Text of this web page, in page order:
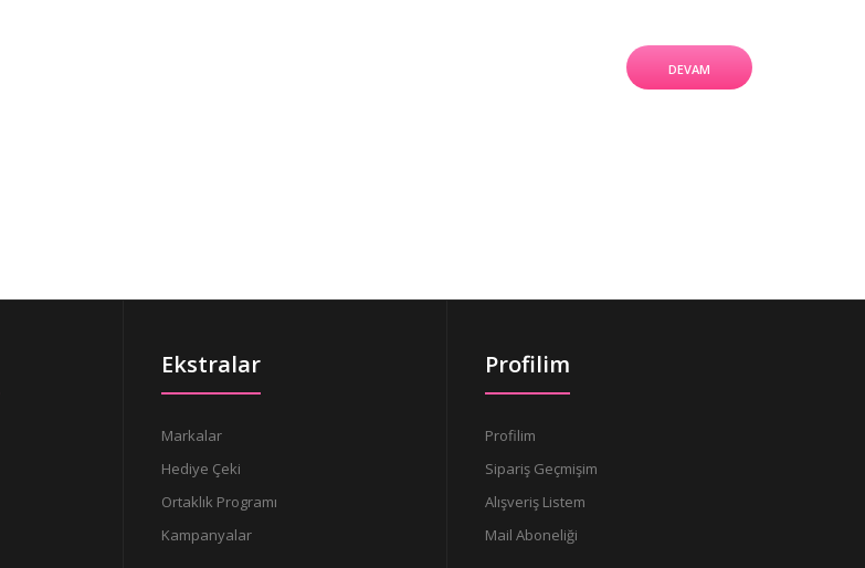
DEVAM
Ekstralar
Markalar
Hediye Çeki
Ortaklık Programı
Kampanyalar
Profilim
Profilim
Sipariş Geçmişim
Alışveriş Listem
Mail Aboneliği